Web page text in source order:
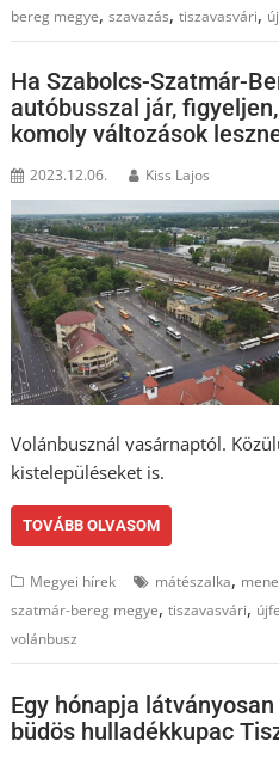
bereg megye,szavazás,tiszavasvári,
Ha Szabolcs-Szatmár-
autóbusszal jár,
komoly változások
2023.12.06. Kiss Lajos
Volánbusznál vasárnaptól.
kistelepüléseket is.
TOVÁBB OLVASOM
Megyei hírek mátészalka,
szatmár-bereg megye,tiszavasvári,
volánbusz
Egy hónapja
büdös hulladékkupac